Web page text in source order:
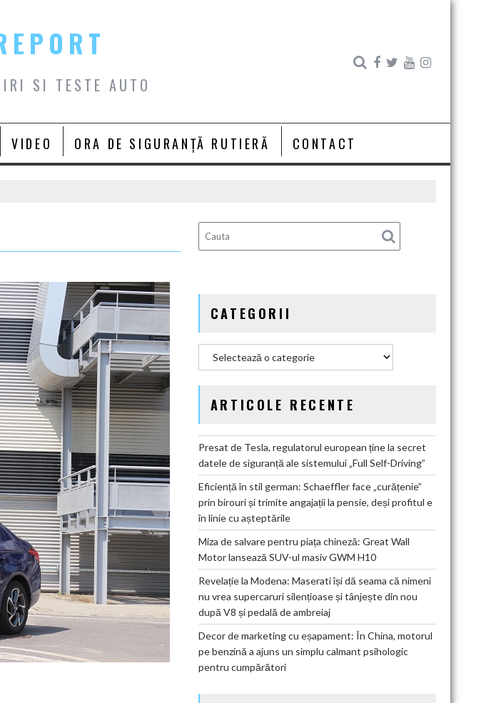
SI TESTE AUTO
VIDEO ORA DE SIGURANȚĂ RUTIERĂ CONTACT
CATEGORII
ARTICOLE RECENTE
Presat de Tesla, regulatorul european ține la secret
datele de siguranță ale sistemului „Full Self-Driving”
Eficiență în stil german: Schaeffler face „curățenie”
prin birouri și trimite angajații la pensie, deși profitul e
în linie cu așteptările
Miza de salvare pentru piața chineză: Great Wall
Motor lansează SUV-ul masiv GWM H10
Revelație la Modena: Maserati își dă seama că nimeni
nu vrea supercaruri silențioase și tânjește din nou
după V8 și pedală de ambreiaj
Decor de marketing cu eșapament: În China, motorul
pe benzină a ajuns un simplu calmant psihologic
pentru cumpărători